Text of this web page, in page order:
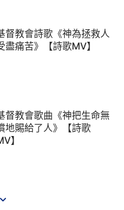
全是神的恩待與厚愛，
萬不要小看咱自己。
之物盡情讚美神，
神高抬做神的子民，
有愛神的心都來讚美
督教會詩歌《神為拯救人
盡痛苦》【詩歌MV】
督教會歌曲《神把生命無
地賜給了人》【詩歌
】